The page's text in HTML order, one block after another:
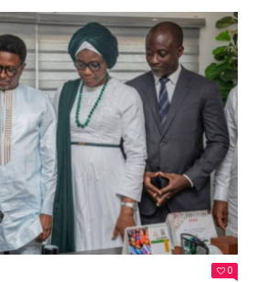
DE
LA
SUR
DE
DE
DES
0